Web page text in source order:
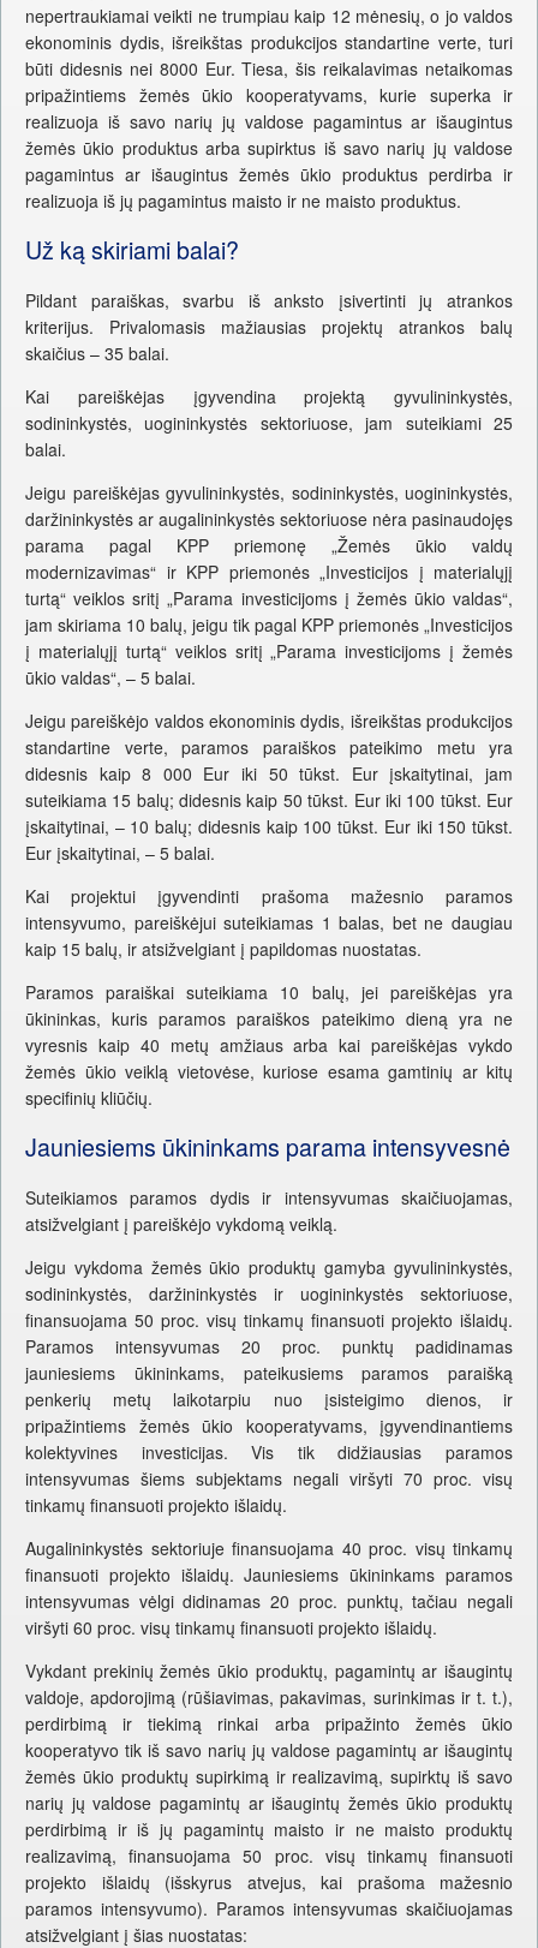
nepertraukiamai veikti ne trumpiau kaip 12 mėnesių, o jo valdos
ekonominis dydis, išreikštas produkcijos standartine verte, turi
būti didesnis nei 8000 Eur. Tiesa, šis reikalavimas netaikomas
pripažintiems žemės ūkio kooperatyvams, kurie superka ir
realizuoja iš savo narių jų valdose pagamintus ar išaugintus
žemės ūkio produktus arba supirktus iš savo narių jų valdose
pagamintus ar išaugintus žemės ūkio produktus perdirba ir
realizuoja iš jų pagamintus maisto ir ne maisto produktus.
Už ką skiriami balai?
Pildant paraiškas, svarbu iš anksto įsivertinti jų atrankos
kriterijus. Privalomasis mažiausias projektų atrankos balų
skaičius – 35 balai.
Kai pareiškėjas įgyvendina projektą gyvulininkystės,
sodininkystės, uogininkystės sektoriuose, jam suteikiami 25
balai.
Jeigu pareiškėjas gyvulininkystės, sodininkystės, uogininkystės,
daržininkystės ar augalininkystės sektoriuose nėra pasinaudojęs
parama pagal KPP priemonę „Žemės ūkio valdų
modernizavimas“ ir KPP priemonės „Investicijos į materialųjį
turtą“ veiklos sritį „Parama investicijoms į žemės ūkio valdas“,
jam skiriama 10 balų, jeigu tik pagal KPP priemonės „Investicijos
į materialųjį turtą“ veiklos sritį „Parama investicijoms į žemės
ūkio valdas“, – 5 balai.
Jeigu pareiškėjo valdos ekonominis dydis, išreikštas produkcijos
standartine verte, paramos paraiškos pateikimo metu yra
didesnis kaip 8 000 Eur iki 50 tūkst. Eur įskaitytinai, jam
suteikiama 15 balų; didesnis kaip 50 tūkst. Eur iki 100 tūkst. Eur
įskaitytinai, – 10 balų; didesnis kaip 100 tūkst. Eur iki 150 tūkst.
Eur įskaitytinai, – 5 balai.
Kai projektui įgyvendinti prašoma mažesnio paramos
intensyvumo, pareiškėjui suteikiamas 1 balas, bet ne daugiau
kaip 15 balų, ir atsižvelgiant į papildomas nuostatas.
Paramos paraiškai suteikiama 10 balų, jei pareiškėjas yra
ūkininkas, kuris paramos paraiškos pateikimo dieną yra ne
vyresnis kaip 40 metų amžiaus arba kai pareiškėjas vykdo
žemės ūkio veiklą vietovėse, kuriose esama gamtinių ar kitų
specifinių kliūčių.
Jauniesiems ūkininkams parama intensyvesnė
Suteikiamos paramos dydis ir intensyvumas skaičiuojamas,
atsižvelgiant į pareiškėjo vykdomą veiklą.
Jeigu vykdoma žemės ūkio produktų gamyba gyvulininkystės,
sodininkystės, daržininkystės ir uogininkystės sektoriuose,
finansuojama 50 proc. visų tinkamų finansuoti projekto išlaidų.
Paramos intensyvumas 20 proc. punktų padidinamas
jauniesiems ūkininkams, pateikusiems paramos paraišką
penkerių metų laikotarpiu nuo įsisteigimo dienos, ir
pripažintiems žemės ūkio kooperatyvams, įgyvendinantiems
kolektyvines investicijas. Vis tik didžiausias paramos
intensyvumas šiems subjektams negali viršyti 70 proc. visų
tinkamų finansuoti projekto išlaidų.
Augalininkystės sektoriuje finansuojama 40 proc. visų tinkamų
finansuoti projekto išlaidų. Jauniesiems ūkininkams paramos
intensyvumas vėlgi didinamas 20 proc. punktų, tačiau negali
viršyti 60 proc. visų tinkamų finansuoti projekto išlaidų.
Vykdant prekinių žemės ūkio produktų, pagamintų ar išaugintų
valdoje, apdorojimą (rūšiavimas, pakavimas, surinkimas ir t. t.),
perdirbimą ir tiekimą rinkai arba pripažinto žemės ūkio
kooperatyvo tik iš savo narių jų valdose pagamintų ar išaugintų
žemės ūkio produktų supirkimą ir realizavimą, supirktų iš savo
narių jų valdose pagamintų ar išaugintų žemės ūkio produktų
perdirbimą ir iš jų pagamintų maisto ir ne maisto produktų
realizavimą, finansuojama 50 proc. visų tinkamų finansuoti
projekto išlaidų (išskyrus atvejus, kai prašoma mažesnio
paramos intensyvumo). Paramos intensyvumas skaičiuojamas
atsižvelgiant į šias nuostatas: